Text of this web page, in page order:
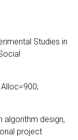
Studies in
algorithm design,
project